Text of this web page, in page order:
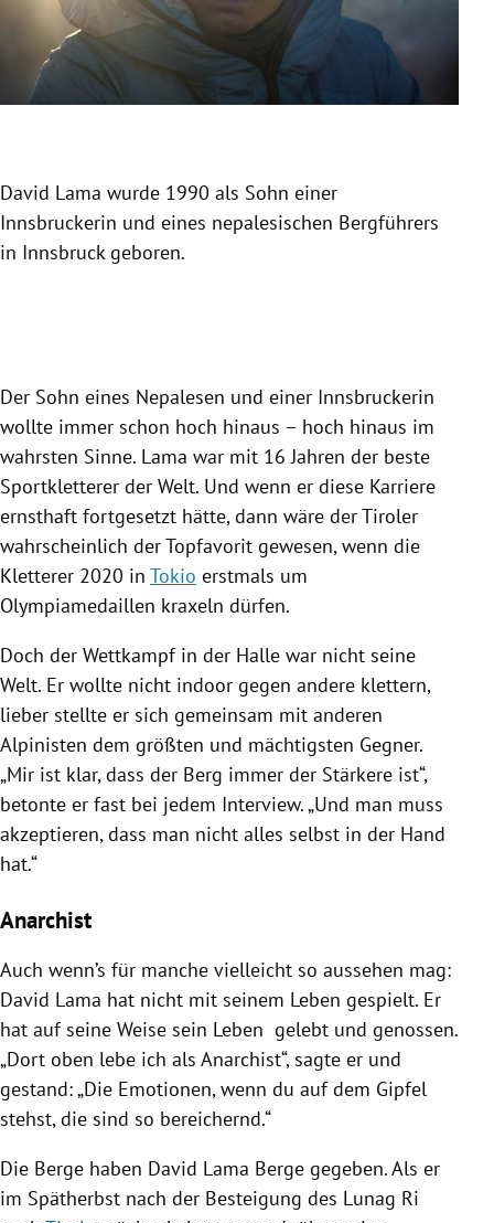
David Lama wurde 1990 als Sohn einer
Innsbruckerin und eines nepalesischen Bergführers
in Innsbruck geboren.
Der Sohn eines Nepalesen und einer Innsbruckerin
wollte immer schon hoch hinaus – hoch hinaus im
wahrsten Sinne. Lama war mit 16 Jahren der beste
Sportkletterer der Welt. Und wenn er diese Karriere
ernsthaft fortgesetzt hätte, dann wäre der Tiroler
wahrscheinlich der Topfavorit gewesen, wenn die
Kletterer 2020 in Tokio erstmals um
Olympiamedaillen kraxeln dürfen.
Doch der Wettkampf in der Halle war nicht seine
Welt. Er wollte nicht indoor gegen andere klettern,
lieber stellte er sich gemeinsam mit anderen
Alpinisten dem größten und mächtigsten Gegner.
„Mir ist klar, dass der Berg immer der Stärkere ist“,
betonte er fast bei jedem Interview. „Und man muss
akzeptieren, dass man nicht alles selbst in der Hand
hat.“
Anarchist
Auch wenn’s für manche vielleicht so aussehen mag:
David Lama hat nicht mit seinem Leben gespielt. Er
hat auf seine Weise sein Leben gelebt und genossen.
„Dort oben lebe ich als Anarchist“, sagte er und
gestand: „Die Emotionen, wenn du auf dem Gipfel
stehst, die sind so bereichernd.“
Die Berge haben David Lama Berge gegeben. Als er
im Spätherbst nach der Besteigung des Lunag Ri